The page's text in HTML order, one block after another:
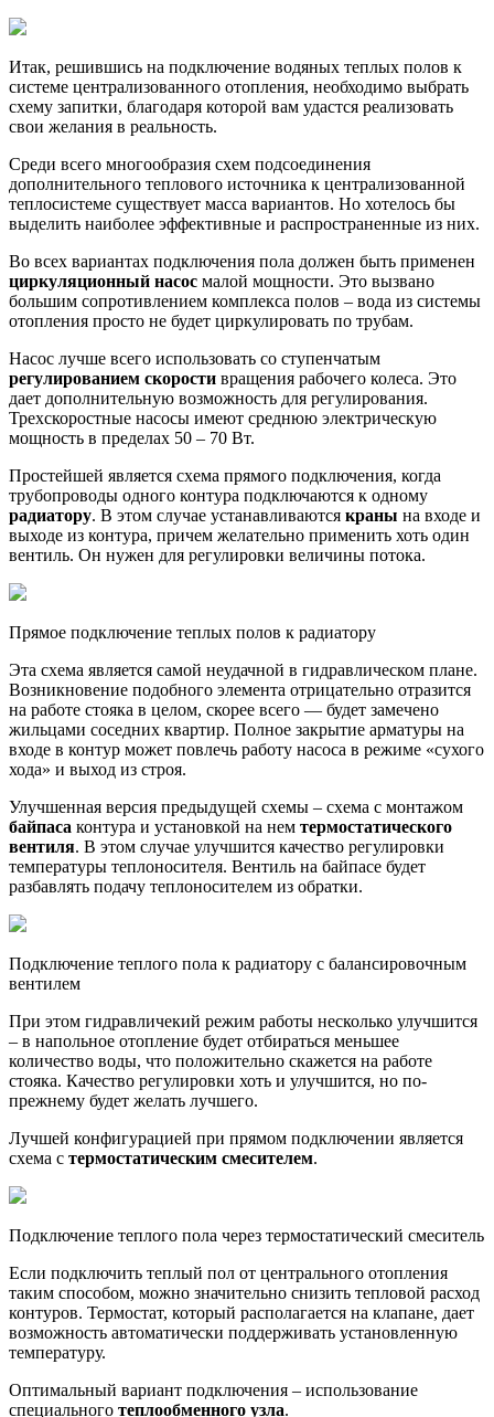
Итак, решившись на подключение водяных теплых полов к
системе централизованного отопления, необходимо выбрать
схему запитки, благодаря которой вам удастся реализовать
свои желания в реальность.
Среди всего многообразия схем подсоединения
дополнительного теплового источника к централизованной
теплосистеме существует масса вариантов. Но хотелось бы
выделить наиболее эффективные и распространенные из них.
Во всех вариантах подключения пола должен быть применен
циркуляционный насос малой мощности. Это вызвано
большим сопротивлением комплекса полов – вода из системы
отопления просто не будет циркулировать по трубам.
Насос лучше всего использовать со ступенчатым
регулированием скорости вращения рабочего колеса. Это
дает дополнительную возможность для регулирования.
Трехскоростные насосы имеют среднюю электрическую
мощность в пределах 50 – 70 Вт.
Простейшей является схема прямого подключения, когда
трубопроводы одного контура подключаются к одному
радиатору. В этом случае устанавливаются краны на входе и
выходе из контура, причем желательно применить хоть один
вентиль. Он нужен для регулировки величины потока.
Прямое подключение теплых полов к радиатору
Эта схема является самой неудачной в гидравлическом плане.
Возникновение подобного элемента отрицательно отразится
на работе стояка в целом, скорее всего — будет замечено
жильцами соседних квартир. Полное закрытие арматуры на
входе в контур может повлечь работу насоса в режиме «сухого
хода» и выход из строя.
Улучшенная версия предыдущей схемы – схема с монтажом
байпаса контура и установкой на нем термостатического
вентиля. В этом случае улучшится качество регулировки
температуры теплоносителя. Вентиль на байпасе будет
разбавлять подачу теплоносителем из обратки.
Подключение теплого пола к радиатору с балансировочным
вентилем
При этом гидравличекий режим работы несколько улучшится
– в напольное отопление будет отбираться меньшее
количество воды, что положительно скажется на работе
стояка. Качество регулировки хоть и улучшится, но по-
прежнему будет желать лучшего.
Лучшей конфигурацией при прямом подключении является
схема с термостатическим смесителем.
Подключение теплого пола через термостатический смеситель
Если подключить теплый пол от центрального отопления
таким способом, можно значительно снизить тепловой расход
контуров. Термостат, который располагается на клапане, дает
возможность автоматически поддерживать установленную
температуру.
Оптимальный вариант подключения – использование
специального теплообменного узла.